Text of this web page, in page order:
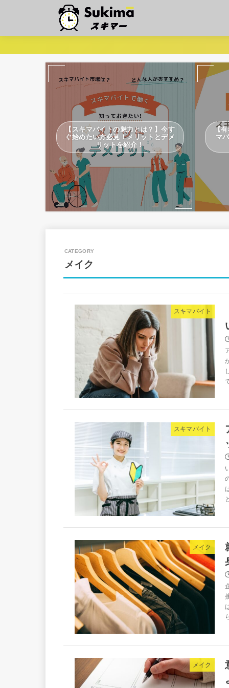
【スキマバイトの魅力とは？】今す
ぐ始めたい方必見！メリットとデメ
リットを紹介！
【
マ
メイク
スキマバイト
スキマバイト
メイク
メイク